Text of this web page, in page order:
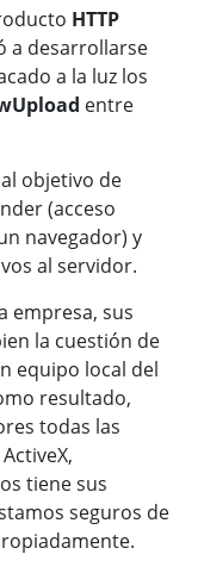
HTTP
a desarrollarse
a la luz los
entre
objetivo de
(acceso
navegador) y
al servidor.
empresa, sus
la cuestión de
equipo local del
resultado,
todas las
tiene sus
seguros de